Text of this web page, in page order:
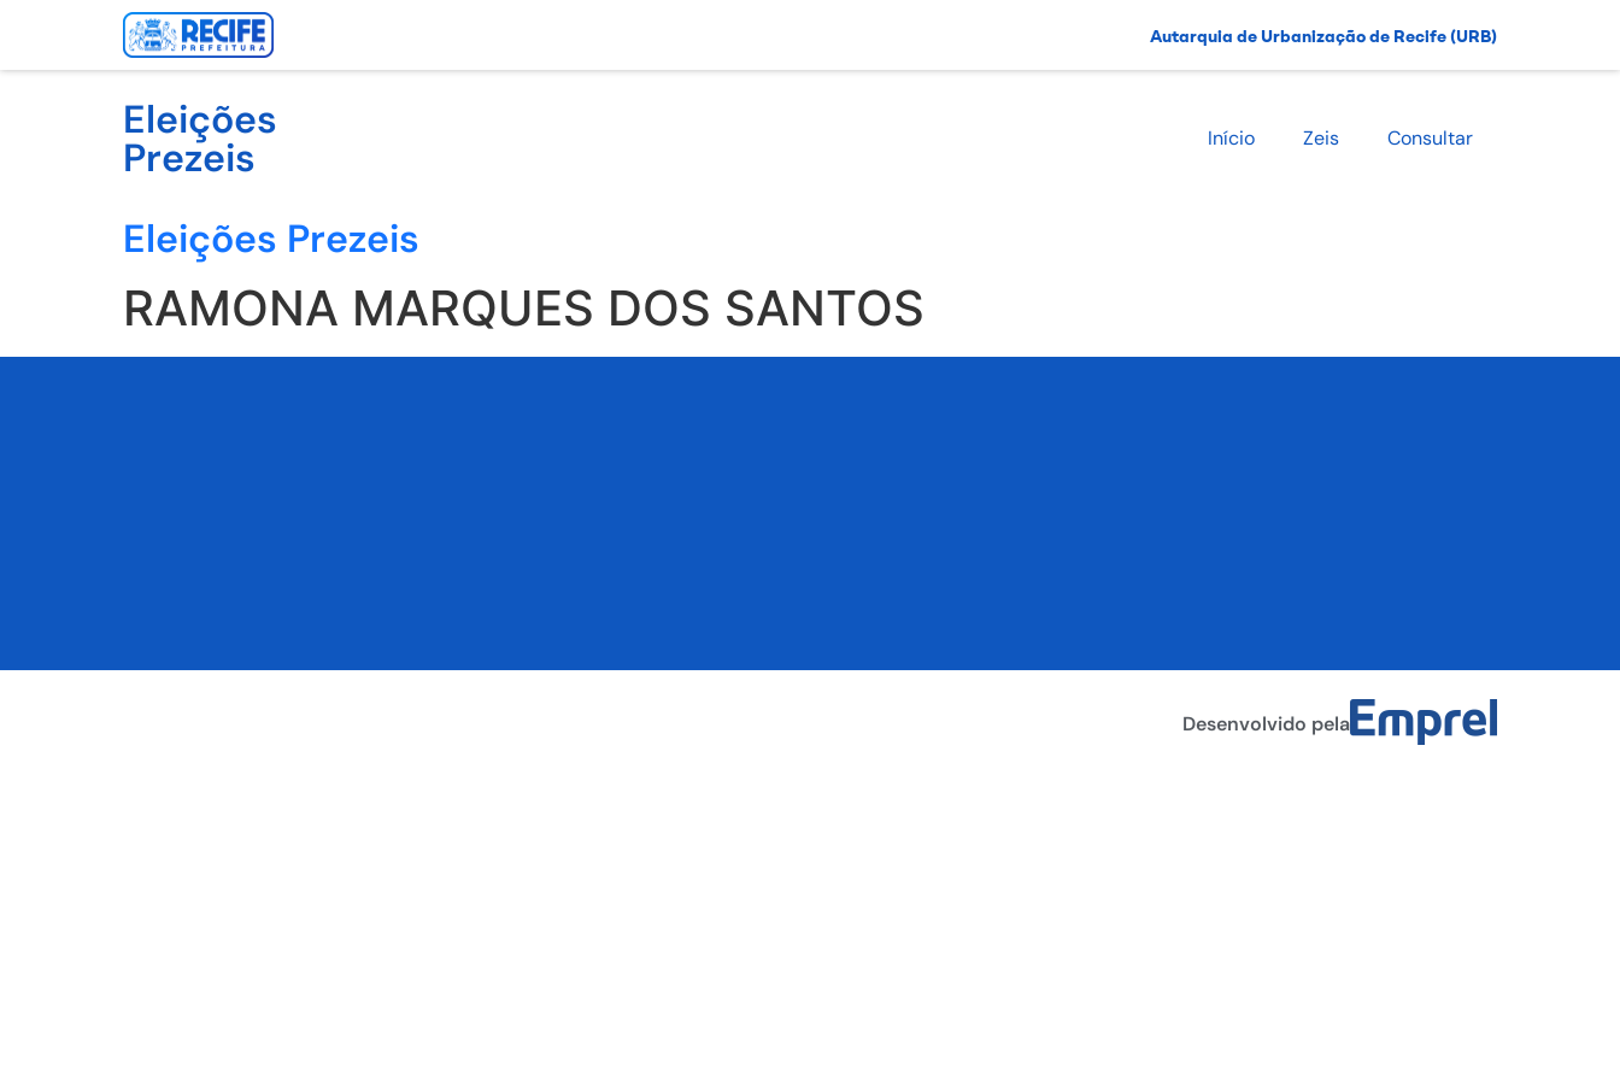
Autarquia de Urbanização de Recife (URB)
Eleições
Prezeis Início Zeis Consultar
Eleições Prezeis
RAMONA MARQUES DOS SANTOS
Desenvolvido pela